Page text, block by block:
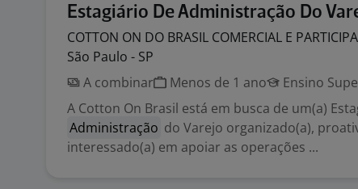
Estagiário De Administração Do
COTTON ON DO BRASIL COMERCIAL E
São Paulo - SP
A combinar
Menos de 1 ano Ensino
A Cotton On Brasil está em busca de um(a)
Administração do Varejo organizado(a),
interessado(a) em apoiar as operações ...